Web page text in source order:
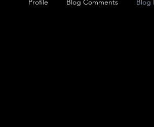
Profile Blog Comments Blog